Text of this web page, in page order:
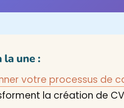
la une :
votre processus de
la création de